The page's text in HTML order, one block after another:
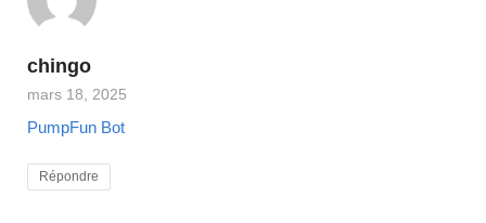
chingo
mars 18, 2025
PumpFun Bot
Répondre